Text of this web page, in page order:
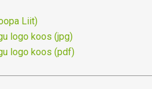
Liit)
logo koos (jpg)
logo koos (pdf)